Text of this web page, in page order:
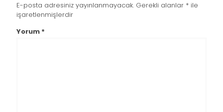
E-posta adresiniz yayınlanmayacak. Gerekli alanlar * ile
işaretlenmişlerdir
Yorum *